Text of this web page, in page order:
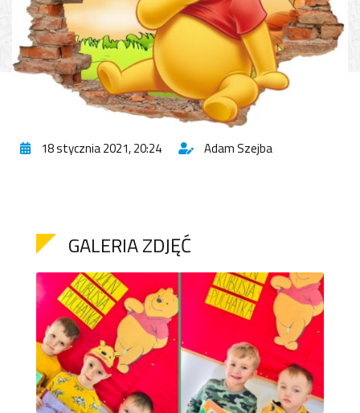
18 stycznia 2021, 20:24 Adam Szejba
GALERIA ZDJĘĆ